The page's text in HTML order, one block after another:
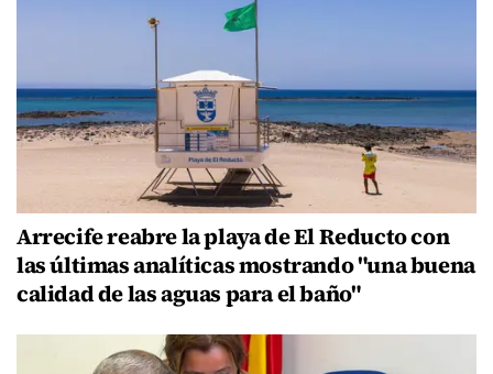
Arrecife reabre la playa de El Reducto con
las últimas analíticas mostrando "una buena
calidad de las aguas para el baño"